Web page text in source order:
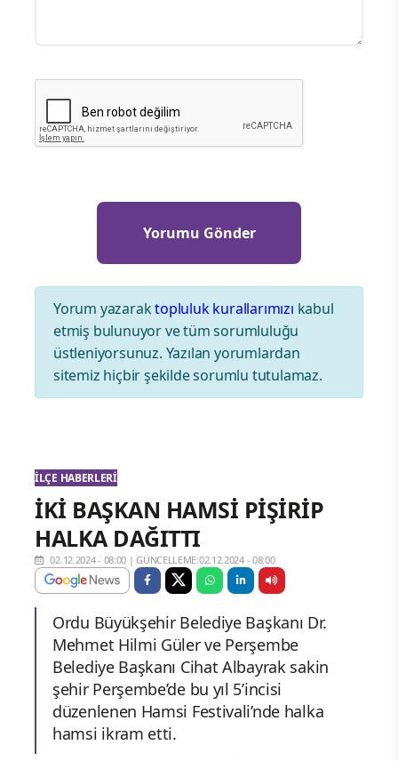
Yorum yazaraktopluluk kurallarımızı kabul
etmiş bulunuyor ve tüm sorumluluğu
üstleniyorsunuz. Yazılan yorumlardan
sitemiz hiçbir şekilde sorumlu tutulamaz.
İLÇE HABERLERI
İKİ BAŞKAN HAMSİ PİŞİRİP
HALKA DAĞITTI
02.12.2024 - 08:00 |GÜNCELLEME:02.12.2024 - 08:00
Ordu Büyükşehir Belediye Başkanı Dr.
Mehmet Hilmi Güler ve Perşembe
Belediye Başkanı Cihat Albayrak sakin
şehir Perşembe’de bu yıl 5’incisi
düzenlenen Hamsi Festivali’nde halka
hamsi ikram etti.